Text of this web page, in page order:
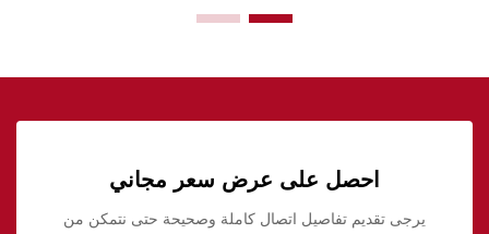
احصل على عرض سعر مجاني
يرجى تقديم تفاصيل اتصال كاملة وصحيحة حتى نتمكن من